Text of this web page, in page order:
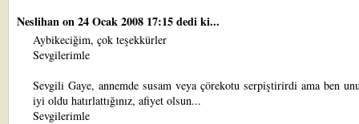
Neslihanon 24 Ocak 2008 17:15 dedi ki...
Aybikeciğim, çok teşekkürler
Sevgilerimle
Sevgili Gaye, annemde susam veya çörekotu serpiştirirdi ama ben
iyi oldu hatırlattığınız, afiyet olsun...
Sevgilerimle